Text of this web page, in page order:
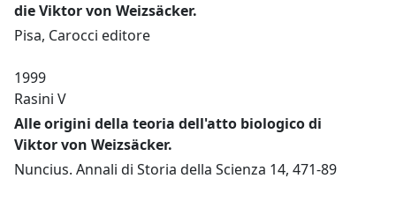
die Viktor von Weizsäcker.
Pisa, Carocci editore
1999
Rasini V
Alle origini della teoria dell'atto biologico di
Viktor von Weizsäcker.
Nuncius. Annali di Storia della Scienza 14, 471-89